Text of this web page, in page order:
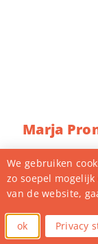
Marja
Lees meer
We gebruiken
zo soepel
van de website,
ok Privacy